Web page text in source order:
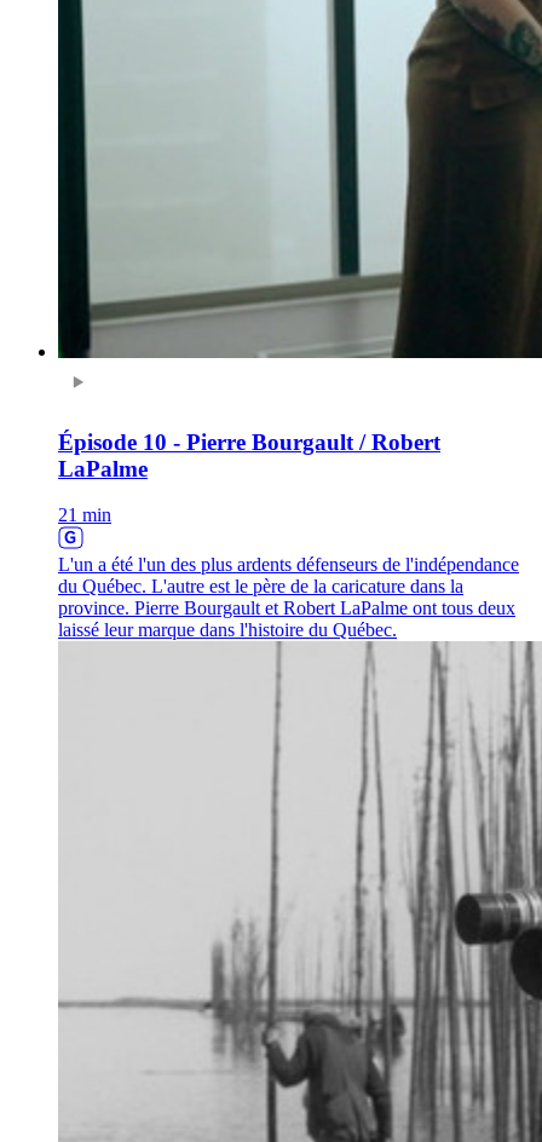
Épisode 10 - Pierre Bourgault / Robert
LaPalme
21 min
L'un a été l'un des plus ardents défenseurs de l'indépendance
du Québec. L'autre est le père de la caricature dans la
province. Pierre Bourgault et Robert LaPalme ont tous deux
laissé leur marque dans l'histoire du Québec.